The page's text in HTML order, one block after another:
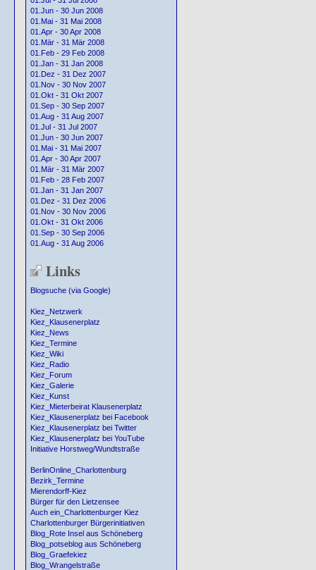
01.Jun - 30 Jun 2008
01.Mai - 31 Mai 2008
01.Apr - 30 Apr 2008
01.Mär - 31 Mär 2008
01.Feb - 29 Feb 2008
01.Jan - 31 Jan 2008
01.Dez - 31 Dez 2007
01.Nov - 30 Nov 2007
01.Okt - 31 Okt 2007
01.Sep - 30 Sep 2007
01.Aug - 31 Aug 2007
01.Jul - 31 Jul 2007
01.Jun - 30 Jun 2007
01.Mai - 31 Mai 2007
01.Apr - 30 Apr 2007
01.Mär - 31 Mär 2007
01.Feb - 28 Feb 2007
01.Jan - 31 Jan 2007
01.Dez - 31 Dez 2006
01.Nov - 30 Nov 2006
01.Okt - 31 Okt 2006
01.Sep - 30 Sep 2006
01.Aug - 31 Aug 2006
Links
Blogsuche (via Google)
Kiez_Netzwerk
Kiez_Klausenerplatz
Kiez_News
Kiez_Termine
Kiez_Wiki
Kiez_Radio
Kiez_Forum
Kiez_Galerie
Kiez_Kunst
Kiez_Mieterbeirat Klausenerplatz
Kiez_Klausenerplatz bei Facebook
Kiez_Klausenerplatz bei Twitter
Kiez_Klausenerplatz bei YouTube
Initiative Horstweg/Wundtstraße
BerlinOnline_Charlottenburg
Bezirk_Termine
Mierendorff-Kiez
Bürger für den Lietzensee
Auch ein_Charlottenburger Kiez
Charlottenburger Bürgerinitiativen
Blog_Rote Insel aus Schöneberg
Blog_potseblog aus Schöneberg
Blog_Graefekiez
Blog_Wrangelstraße